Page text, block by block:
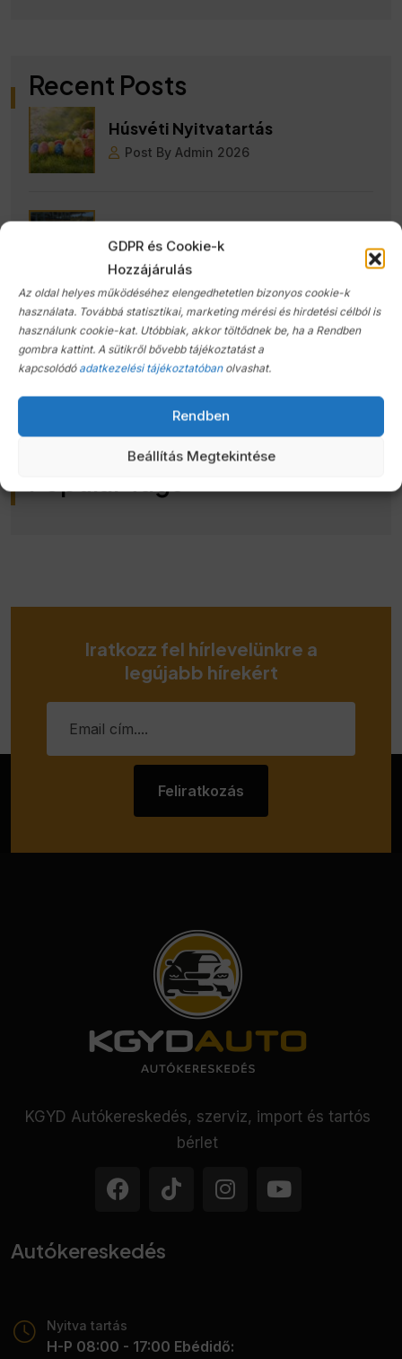
GDPR és Cookie-k
Hozzájárulás
Az oldal helyes működéséhez elengedhetetlen bizonyos cookie-k
használata. Továbbá statisztikai, marketing mérési és hirdetési célból is
használunk cookie-kat. Utóbbiak, akkor töltődnek be, ha a Rendben
gombra kattint. A sütikről bővebb tájékoztatást a
kapcsolódó adatkezelési tájékoztatóbanolvashat.
Rendben
Beállítás Megtekintése
Recent Posts
Húsvéti Nyitvatartás
Post By Admin 2026
Post By Admin 2025
KGYD Autószerviz Ünnepi
Nyitvatartás
Post By Admin 2025
Iratkozz fel hírlevelünkre a
legújabb hírekért
Feliratkozás
KGYD Autókereskedés, szerviz, import és tartós
bérlet
Autókereskedés
Nyitva tartás
H-P 08:00 - 17:00 Ebédidő: